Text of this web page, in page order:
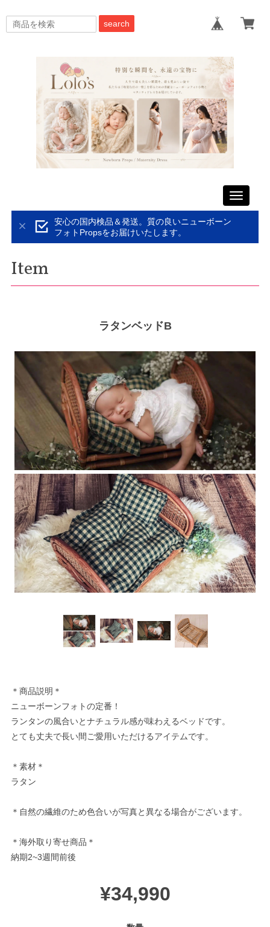
search
Toggle
安心の国内検品＆発送。質の良いニューボーン
フォトPropsをお届けいたします。
Item
ラタンベッドB
＊商品説明＊
ニューボーンフォトの定番！
ランタンの風合いとナチュラル感が味わえるベッドです。
とても丈夫で長い間ご愛用いただけるアイテムです。
＊素材＊
ラタン
＊自然の繊維のため色合いが写真と異なる場合がございます。
＊海外取り寄せ商品＊
納期2~3週間前後
¥34,990